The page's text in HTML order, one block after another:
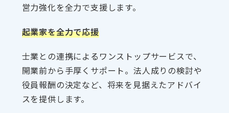
営力強化を全力で支援します。
起業家を全力で応援
士業との連携によるワンストップサービスで、
開業前から手厚くサポート。法人成りの検討や
役員報酬の決定など、将来を見据えたアドバイ
スを提供します。